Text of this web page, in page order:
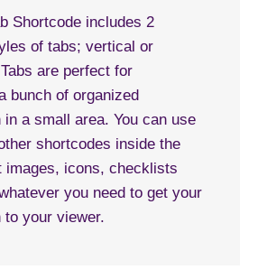
Shortcode includes 2
of tabs; vertical or
are perfect for
bunch of organized
in a small area. You can use
shortcodes inside the
images, icons, checklists
you need to get your
to your viewer.